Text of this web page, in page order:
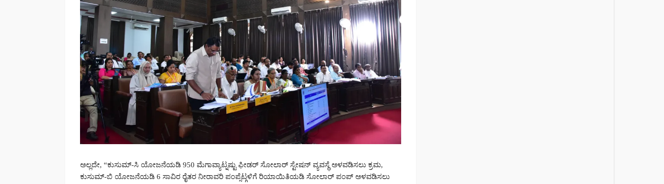
ಅಲ್ಲದೇ, “ಕುಸುಮ್-ಸಿ ಯೋಜನೆಯಡಿ 950 ಮೆಗಾವ್ಯಾಟ್ನಷ್ಟು ಫೀಡರ್ ಸೋಲಾರ್ ಸ್ಟೇಷನ್ ವ್ಯವಸ್ಥೆ ಅಳವಡಿಸಲು ಕ್ರಮ,
ಕುಸುಮ್-ಬಿ ಯೋಜನೆಯಡಿ 6 ಸಾವಿರ ರೈತರ ನೀರಾವರಿ ಪಂಪ್ಸೆಟ್ಗಳಿಗೆ ರಿಯಾಯಿತಿಯಡಿ ಸೋಲಾರ್ ಪಂಪ್ ಅಳವಡಿಸಲು